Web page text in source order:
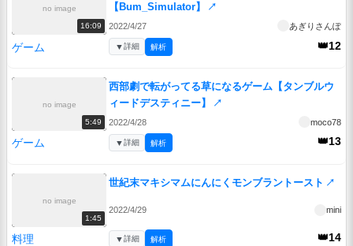
no image
16:09
【Bum_Simulator】
↗
2022/4/27 あぎりさんぽ
ゲーム 👑12
▼詳細 解析
no image
5:49
西部劇で転がってる草になるゲーム【タンブルウ
ィードデスティニー】
↗
2022/4/28 moco78
ゲーム 👑13
▼詳細 解析
no image
1:45
世紀末マキシマムにんにくモンブラントースト ↗
2022/4/29 mini
料理 👑14
▼詳細 解析